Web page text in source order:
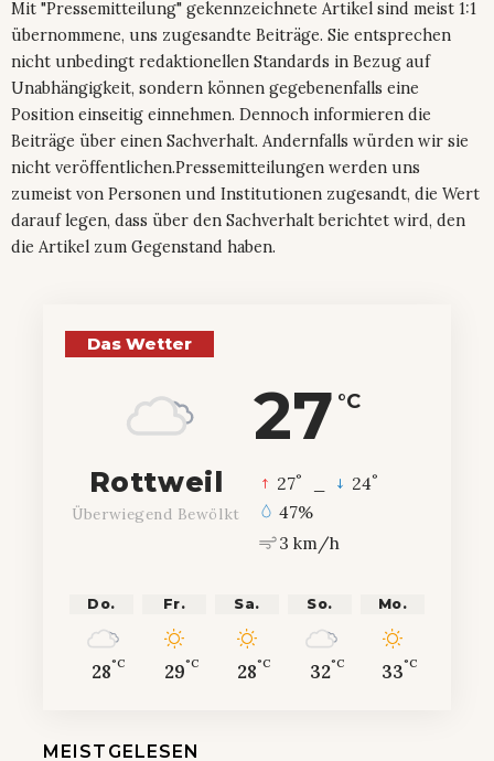
Mit "Pressemitteilung" gekennzeichnete Artikel sind meist 1:1
übernommene, uns zugesandte Beiträge. Sie entsprechen
nicht unbedingt redaktionellen Standards in Bezug auf
Unabhängigkeit, sondern können gegebenenfalls eine
Position einseitig einnehmen. Dennoch informieren die
Beiträge über einen Sachverhalt. Andernfalls würden wir sie
nicht veröffentlichen.Pressemitteilungen werden uns
zumeist von Personen und Institutionen zugesandt, die Wert
darauf legen, dass über den Sachverhalt berichtet wird, den
die Artikel zum Gegenstand haben.
Das Wetter
27 °C
Rottweil
Überwiegend Bewölkt
27° 24°
47%
3 km/h
Do.
28°C
Fr.
29°C
Sa.
28°C
So.
32°C
Mo.
33°C
MEISTGELESEN